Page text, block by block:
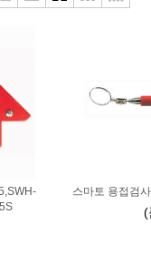
스마토 용접검
(